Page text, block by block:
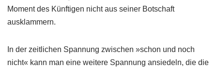
Moment des Künftigen nicht aus seiner Botschaft
ausklammern.
In der zeitlichen Spannung zwischen »schon und noch
nicht« kann man eine weitere Spannung ansiedeln, die die